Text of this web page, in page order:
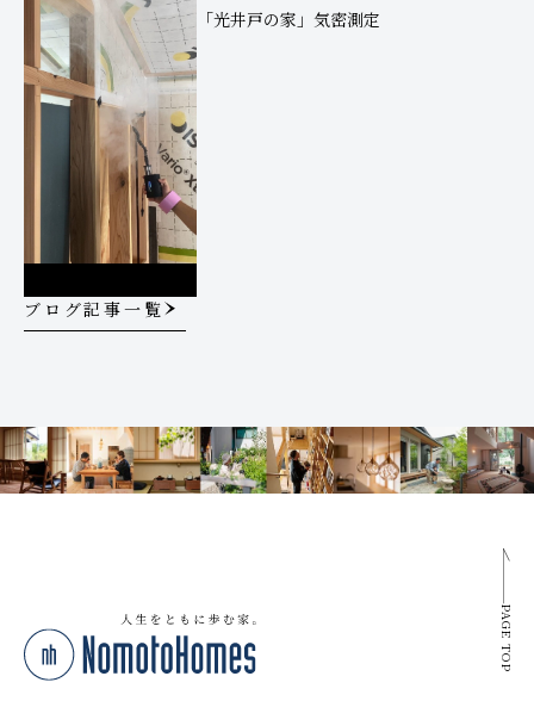
ブログ記事一覧
「光井戸の家」気密測定
PAGE TOP